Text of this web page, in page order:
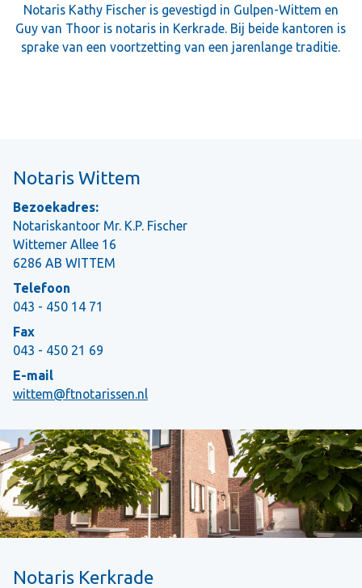
Notaris Kathy Fischer is gevestigd in Gulpen-Wittem en
Guy van Thoor is notaris in Kerkrade. Bij beide kantoren is
sprake van een voortzetting van een jarenlange traditie.
Notaris Wittem
Bezoekadres:
Notariskantoor Mr. K.P. Fischer
Wittemer Allee 16
6286 AB WITTEM
Telefoon
043 - 450 14 71
Fax
043 - 450 21 69
E-mail
wittem@ftnotarissen.nl
Notaris Kerkrade